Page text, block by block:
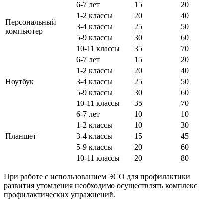
Персональный
компьютер
6-7 лет 15
20
1-2 классы
20
40
3-4 классы
25
50
5-9 классы
30
60
10-11 классы
35 70
Ноутбук
6-7 лет 15
20
1-2 классы
20
40
3-4 классы
25
50
5-9 классы
30
60
10-11 классы
35 70
Планшет
6-7 лет 10
10
1-2 классы
10
30
3-4 классы
15
45
5-9 классы
20
60
10-11 классы
20 80
При работе с использованием ЭСО для профилактики
развития утомления необходимо осуществлять комплекс
профилактических упражнений.